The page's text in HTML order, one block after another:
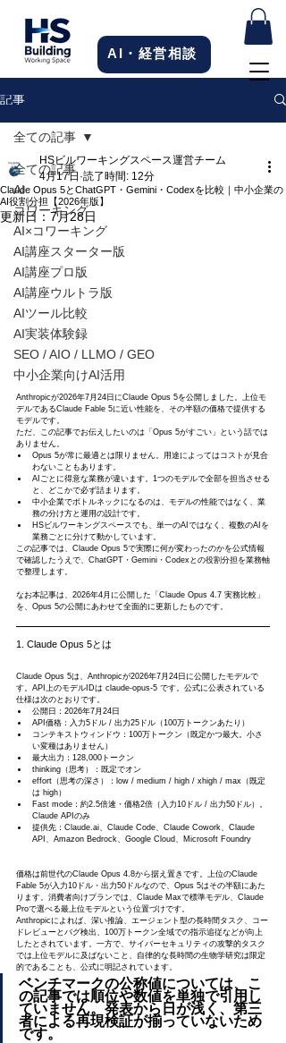
AI・経営相談
記事
全ての記事
AI
コワーキング
AI×コワーキング
AI講座スターター版
AI講座プロ版
AI講座ウルトラ版
AIツール比較
AI実装体験録
SEO / AIO / LLMO / GEO
中小企業向けAI活用
全ての記事
Claude Opus 5とChatGPT・Gemini・Codexを比較｜中小企業の
AI役割分担【2026年版】
HSビルワーキングスペース運営チーム
4月17日 読了時間: 12分
更新日： 7月28日
Anthropicが2026年7月24日にClaude Opus 5を公開しました。上位モ
デルであるClaude Fable 5に近い性能を、その半額の価格で提供する
モデルです。
ただ、この記事でお伝えしたいのは「Opus 5がすごい」という話では
ありません。
Opus 5が常に最適とは限りません。用途によってはコストが見合
わないこともあります。
AIごとに得意な業務が違います。1つのモデルで全部を担当させる
と、どこかで必ず詰まります。
中小企業でボトルネックになるのは、モデルの性能ではなく、業
務の分け方と運用の設計です。
HSビルワーキングスペースでも、単一のAIではなく、複数のAIを
業務ごとに分けて動かしています。
この記事では、Claude Opus 5で実際に何が変わったのかを公式情報
で確認したうえで、ChatGPT・Gemini・Codexとの役割分担を業務軸
で整理します。
なお本記事は、2026年4月に公開した「Claude Opus 4.7 実務比較」
を、Opus 5の公開にあわせて全面的に更新したものです。
1. Claude Opus 5とは
Claude Opus 5は、Anthropicが2026年7月24日に公開したモデルで
す。API上のモデルIDは claude-opus-5 です。公式に公表されている
仕様は次のとおりです。
公開日：2026年7月24日
API価格：入力5ドル / 出力25ドル（100万トークンあたり）
コンテキストウィンドウ：100万トークン（既定かつ最大。小さ
い変種はありません）
最大出力：128,000トークン
thinking（思考）：既定でオン
effort（思考の深さ）：low / medium / high / xhigh / max（既定
は high）
Fast mode：約2.5倍速・価格2倍（入力10ドル / 出力50ドル）。
Claude APIのみ
提供先：Claude.ai、Claude Code、Claude Cowork、Claude
API、Amazon Bedrock、Google Cloud、Microsoft Foundry
価格は前世代のClaude Opus 4.8から据え置きです。上位のClaude
Fable 5が入力10ドル・出力50ドルなので、Opus 5はその半額にあた
ります。消費者向けプランでは、Claude Maxで標準モデル、Claude
Proで選べる最上位モデルという位置づけです。
Anthropicによれば、深い推論、エージェント型の長時間タスク、コー
ドレビューとバグ検出、100万トークン全域での指示追従などが向上
したとされています。一方で、サイバーセキュリティの攻撃的タスク
では上位モデルに及ばないこと、自律的な長時間の生物学研究は限定
的であることも、公式に明記されています。
ベンチマークの公称値については、こ
の記事では順位や数値を単独で引用し
ていません。発表から日が浅く、第三
者による再現検証が揃っていないため
です。